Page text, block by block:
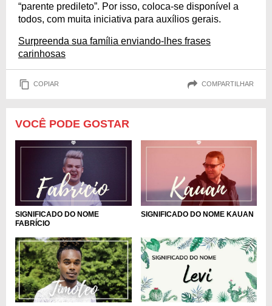
“parente predileto”. Por isso, coloca-se disponível a
todos, com muita iniciativa para auxílios gerais.
Surpreenda sua família enviando-lhes frases
carinhosas
COPIAR COMPARTILHAR
VOCÊ PODE GOSTAR
SIGNIFICADO DO NOME
FABRÍCIO
SIGNIFICADO DO NOME KAUAN